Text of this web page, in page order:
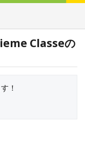
Classeの
！